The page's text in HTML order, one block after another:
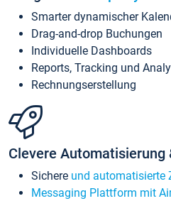
Smarter dynamischer
Drag-and-drop Buchungen
Individuelle Dashboards
Reports, Tracking und
Rechnungserstellung
Clevere Automatisierung
Sichere und automatisierte
Messaging Plattform mit